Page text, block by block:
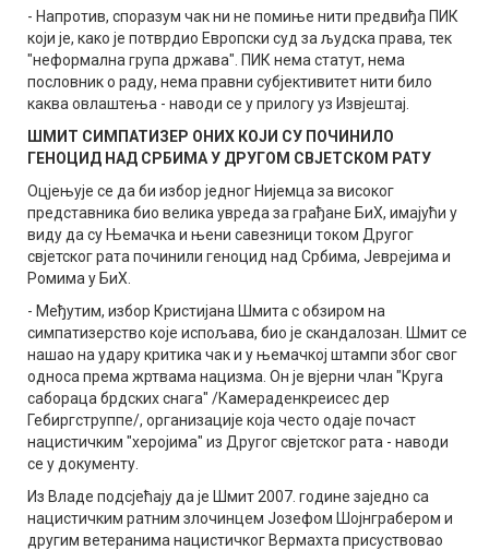
- Напротив, споразум чак ни не помиње нити предвиђа ПИК
који је, како је потврдио Европски суд за људска права, тек
"неформална група држава". ПИК нема статут, нема
пословник о раду, нема правни субјективитет нити било
каква овлаштења - наводи се у прилогу уз Извјештај.
ШМИТ СИМПАТИЗЕР ОНИХ КОЈИ СУ ПОЧИНИЛО
ГЕНОЦИД НАД СРБИМА У ДРУГОМ СВЈЕТСКОМ РАТУ
Оцјењује се да би избор једног Нијемца за високог
представника био велика увреда за грађане БиХ, имајући у
виду да су Њемачка и њени савезници током Другог
свјетског рата починили геноцид над Србима, Јеврејима и
Ромима у БиХ.
- Међутим, избор Кристијана Шмита с обзиром на
симпатизерство које испољава, био је скандалозан. Шмит се
нашао на удару критика чак и у њемачкој штампи због свог
односа према жртвама нацизма. Он је вјерни члан "Круга
сабораца брдских снага" /Камераденкреисес дер
Гебиргструппе/, организације која често одаје почаст
нацистичким "херојима" из Другог свјетског рата - наводи
се у документу.
Из Владе подсјећају да је Шмит 2007. године заједно са
нацистичким ратним злочинцем Јозефом Шојнграбером и
другим ветеранима нацистичког Вермахта присуствовао